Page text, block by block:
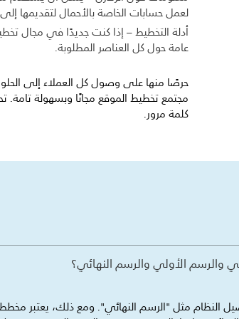
لعمل حسابات الخاصة بالأحمال لتقديمها إلى
أدلة التخطيط – إذا كنت جديدًا في مجال
عامة حول كل العناصر المطلوبة.
كلمة مرور.
والرسم الأولي والرسم النهائي؟
مثل "الرسم النهائي". ومع ذلك، يعتبر